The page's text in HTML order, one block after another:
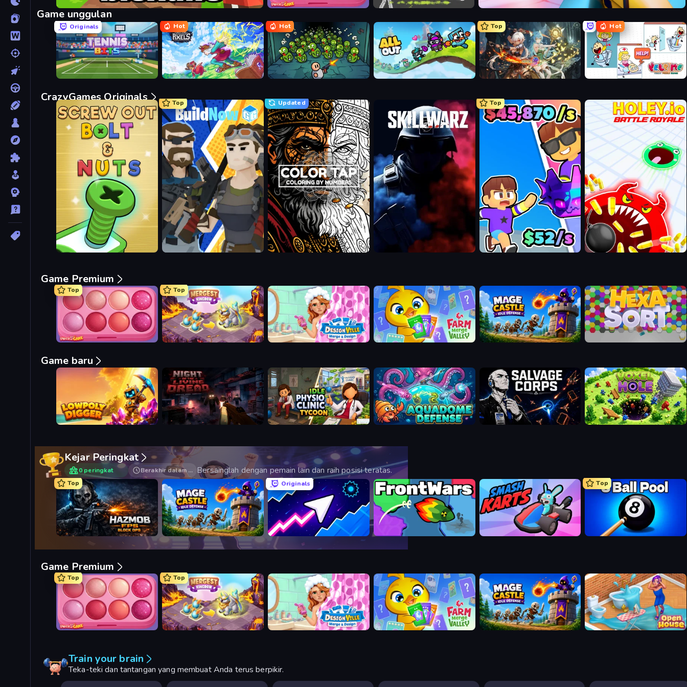
Bloxd.io Piece of Cake: Merge and Bake Ragdoll Archers Veck.io
Game unggulan
Originals
Tennis Bits
Hot
Kingdom of Pixels
Hot
Base Defence All Out
Top
Crystal Saga: Nova
Hot
Help Me: Tricky Puzzle Games
CrazyGames Originals Top Updated Top
Game Premium
Top
Piece of Cake: Merge and Bake
Top
Mergest Kingdom Designville: Merge & Design Farm Merge Valley Mage Castle Idle Defense
Game baru
Lowpoly Digger Night Of The Living Dread Idle Physio Clinic Tycoon Aquadome Defense Salvage Corps Voxel hole: Black Hole
Kejar Peringkat
0 peringkat Berakhir dalam … Bersainglah dengan pemain lain dan raih posisi teratas.
Top
Hazmob FPS: Online Shooter Mage Castle Idle Defense
Originals
Space Waves FrontWars.io Smash Karts
Top
8 Ball Pool Billiards Multiplayer
Game Premium
Top
Piece of Cake: Merge and Bake
Top
Mergest Kingdom Designville: Merge & Design Farm Merge Valley Mage Castle Idle Defense Open House
Train your brain
Teka-teki dan tantangan yang membuat Anda terus berpikir.